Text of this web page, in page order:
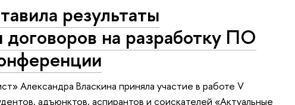
результаты
на разработку ПО
Александра Власкина приняла участие в работе V
адъюнктов, аспирантов и соискателей «Актуальные